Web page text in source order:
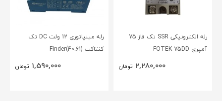
رله الکترونیکی SSR تک فاز 75
آمپری FOTEK 75DD
2,280,000 تومان
رله مینیاتوری 12 ولت DC تک
کنتاکت (40.61)Finder
1,590,000 تومان